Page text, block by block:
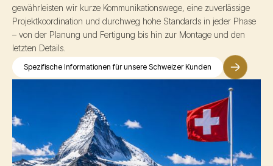
gewährleisten wir kurze Kommunikationswege, eine zuverlässige
Projektkoordination und durchweg hohe Standards in jeder Phase
– von der Planung und Fertigung bis hin zur Montage und den
letzten Details.
Spezifische Informationen für unsere Schweizer Kunden